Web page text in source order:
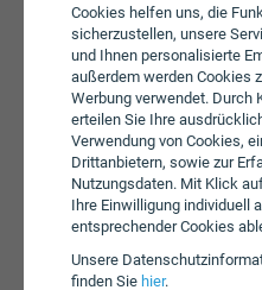
Cookies helfen uns, die
sicherzustellen, unsere
und Ihnen personalisierte
außerdem werden Cookies
Werbung verwendet. Durch
erteilen Sie Ihre
Verwendung von Cookies,
Drittanbietern, sowie zur
Nutzungsdaten. Mit Klick
Ihre Einwilligung individuell
entsprechender Cookies
Unsere
finden Sie hier.
Internet 5G M
Internet 5G S
Internet 5G S
Internet 5G XS
Internet 5G Young XS plus
Tablet Internet S SIM Only
Wertkartentarife
Internet Klax S Box
Internet Klax M Box
Internet KLAX 5G L